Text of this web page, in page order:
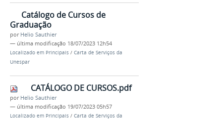
Catálogo de Cursos de
Graduação
por Helio Sauthier
— última modificação 18/07/2023 12h54
Localizado em Principais / Carta de Serviços da
Unespar
CATÁLOGO DE CURSOS.pdf
por Helio Sauthier
— última modificação 19/07/2023 05h57
Localizado em Principais / Carta de Serviços da